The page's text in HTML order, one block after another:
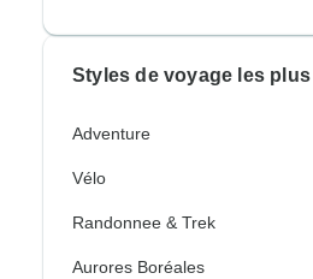
Styles de voyage les
Adventure
Vélo
Randonnee & Trek
Aurores Boréales